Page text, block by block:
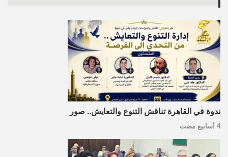
ندوة في القاهرة تناقش التنوع والتعايش.. صور
4 أسابيع مضت